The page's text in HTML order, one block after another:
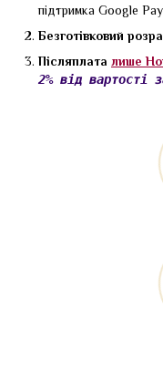
підтримка Google Pay
Безготівковий
Післяплата лише
2% від вартості